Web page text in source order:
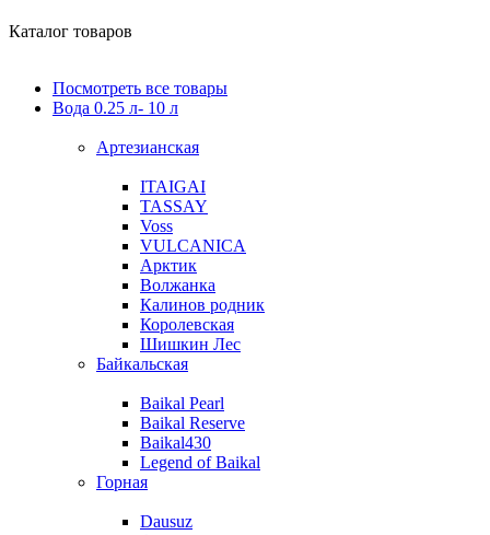
Каталог товаров
Посмотреть все товары
Вода 0.25 л- 10 л
Артезианская
ITAIGAI
TASSAY
Voss
VULCANICA
Арктик
Волжанка
Калинов родник
Королевская
Шишкин Лес
Байкальская
Baikal Pearl
Baikal Reserve
Baikal430
Legend of Baikal
Горная
Dausuz